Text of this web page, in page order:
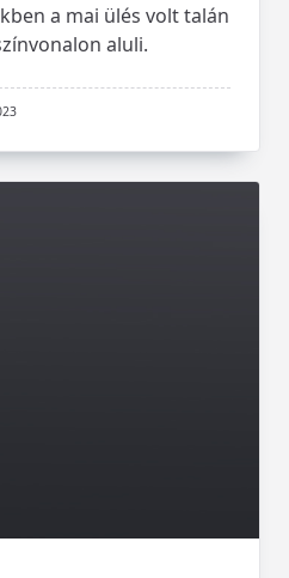
a mai ülés volt talán
aluli.